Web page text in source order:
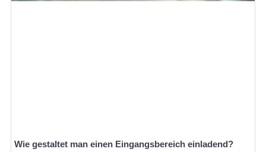
Wie gestaltet man einen Eingangsbereich einladend?